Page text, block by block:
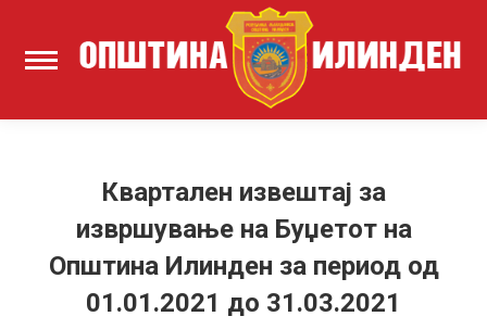
Квартален извештај за
извршување на Буџетот на
Општина Илинден за период од
01.01.2021 до 31.03.2021